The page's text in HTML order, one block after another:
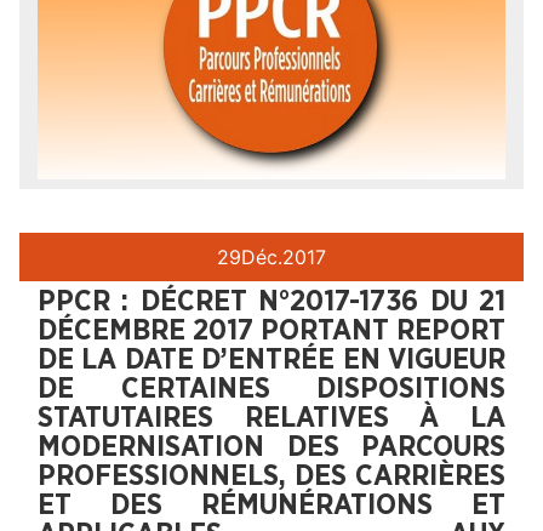
29Déc.2017
PPCR : DÉCRET N°2017-1736 DU 21
DÉCEMBRE 2017 PORTANT REPORT
DE LA DATE D’ENTRÉE EN VIGUEUR
DE CERTAINES DISPOSITIONS
STATUTAIRES RELATIVES À LA
MODERNISATION DES PARCOURS
PROFESSIONNELS, DES CARRIÈRES
ET DES RÉMUNÉRATIONS ET